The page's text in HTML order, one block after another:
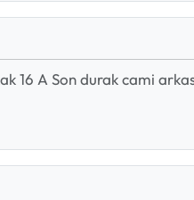
16 A Son durak cami